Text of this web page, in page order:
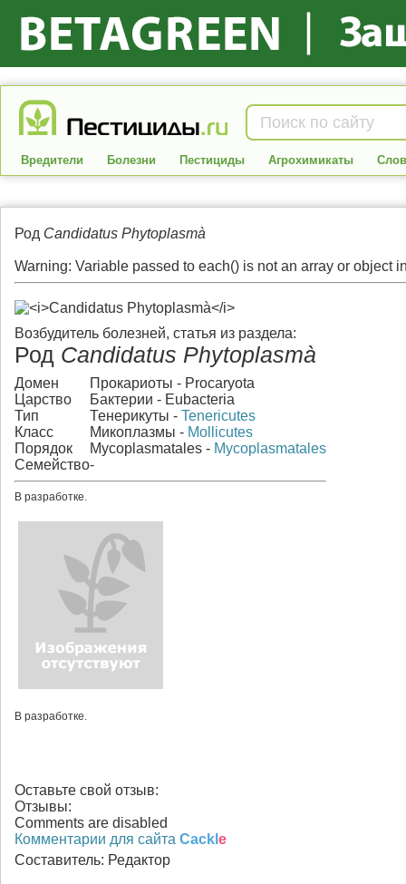
Вредители Болезни Пестициды Агрохимикаты
Род Candidatus Phytoplasmà
Warning: Variable passed to each() is not an array or object
Возбудитель болезней, статья из раздела:
Род Candidatus Phytoplasmà
Домен Прокариоты - Procaryota
Царство
Бактерии - Eubacteria
Тип
Тенерикуты - Tenericutes
Класс
Микоплазмы - Mollicutes
Порядок
Mycoplasmatales - Mycoplasmatales
Семейство-
В разработке.
В разработке.
Оставьте свой отзыв:
Отзывы:
Comments are disabled
Комментарии для сайта Cackl e
Составитель: Редактор